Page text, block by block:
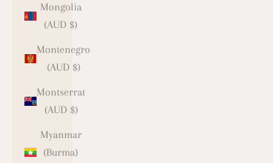
Mongolia
(AUD $)
Montenegro
(AUD $)
Montserrat
(AUD $)
Myanmar
(Burma)